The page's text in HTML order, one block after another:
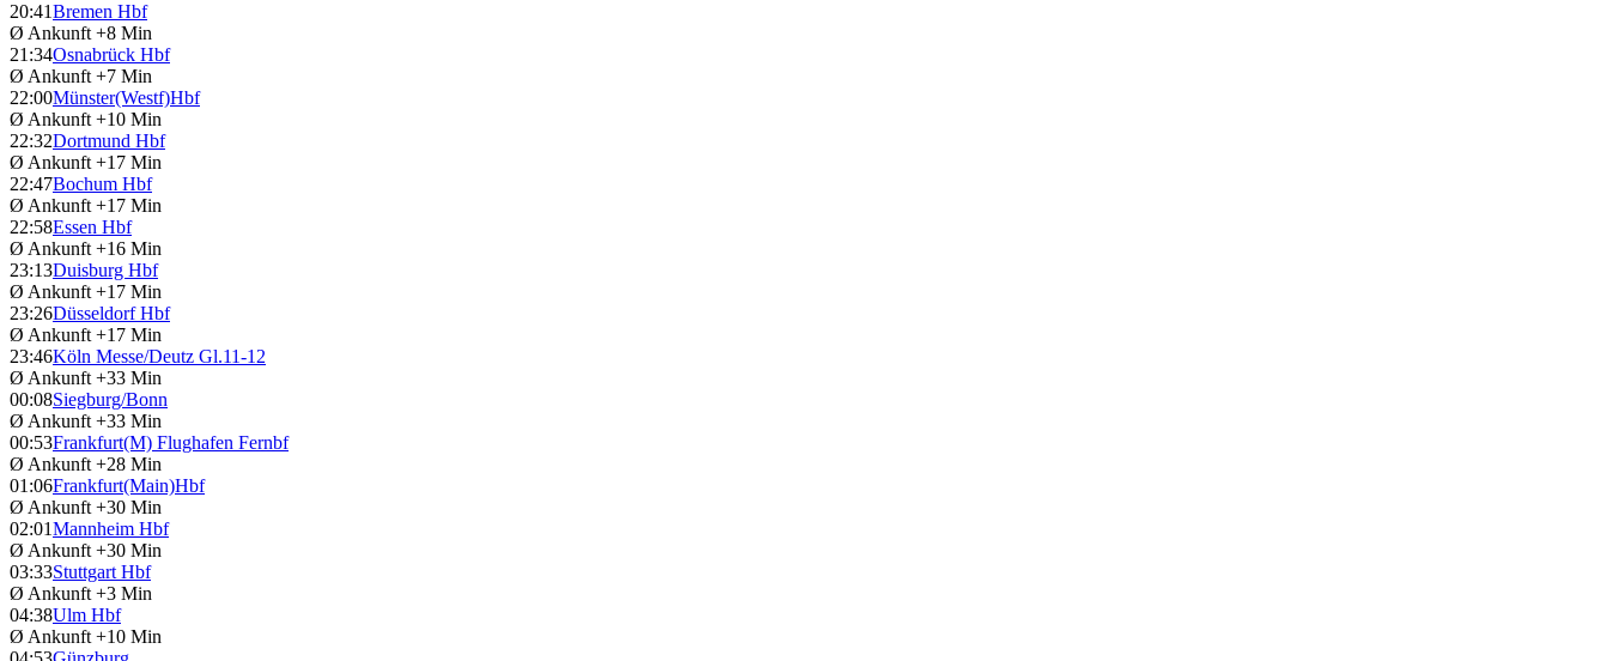
20:41Bremen Hbf
Ø Ankunft +8 Min
21:34Osnabrück Hbf
Ø Ankunft +7 Min
22:00Münster(Westf)Hbf
Ø Ankunft +10 Min
22:32Dortmund Hbf
Ø Ankunft +17 Min
22:47Bochum Hbf
Ø Ankunft +17 Min
22:58Essen Hbf
Ø Ankunft +16 Min
23:13Duisburg Hbf
Ø Ankunft +17 Min
23:26Düsseldorf Hbf
Ø Ankunft +17 Min
23:46Köln Messe/Deutz Gl.11-12
Ø Ankunft +33 Min
00:08Siegburg/Bonn
Ø Ankunft +33 Min
00:53Frankfurt(M) Flughafen Fernbf
Ø Ankunft +28 Min
01:06Frankfurt(Main)Hbf
Ø Ankunft +30 Min
02:01Mannheim Hbf
Ø Ankunft +30 Min
03:33Stuttgart Hbf
Ø Ankunft +3 Min
04:38Ulm Hbf
Ø Ankunft +10 Min